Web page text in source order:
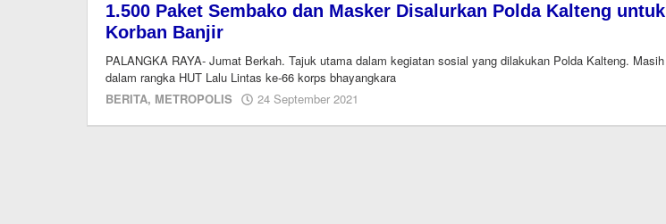
1.500 Paket Sembako dan Masker Disalurkan Polda Kalteng untuk
Korban Banjir
PALANGKA RAYA- Jumat Berkah. Tajuk utama dalam kegiatan sosial yang dilakukan Polda Kalteng. Masih
dalam rangka HUT Lalu Lintas ke-66 korps bhayangkara
BERITA, METROPOLIS 24 September 2021
dua